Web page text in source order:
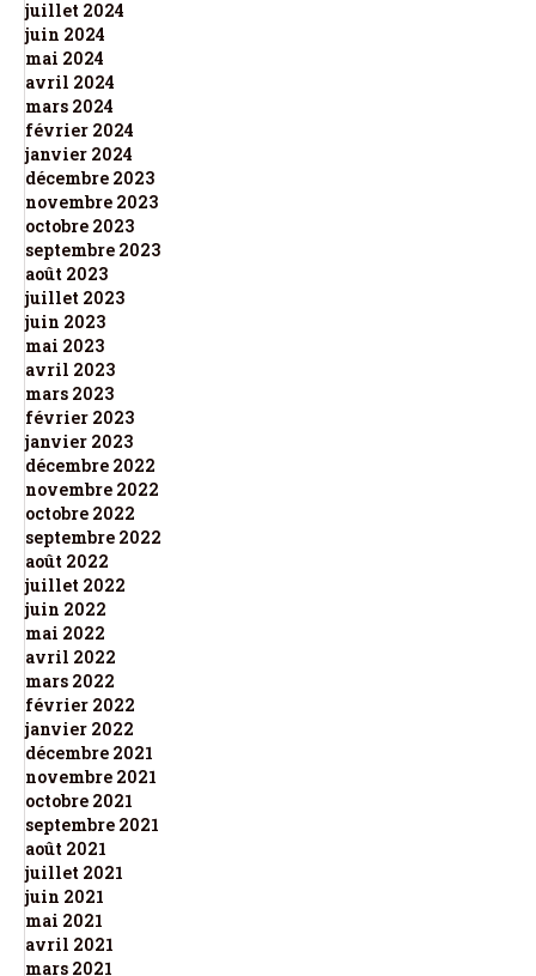
juillet 2024
juin 2024
mai 2024
avril 2024
mars 2024
février 2024
janvier 2024
décembre 2023
novembre 2023
octobre 2023
septembre 2023
août 2023
juillet 2023
juin 2023
mai 2023
avril 2023
mars 2023
février 2023
janvier 2023
décembre 2022
novembre 2022
octobre 2022
septembre 2022
août 2022
juillet 2022
juin 2022
mai 2022
avril 2022
mars 2022
février 2022
janvier 2022
décembre 2021
novembre 2021
octobre 2021
septembre 2021
août 2021
juillet 2021
juin 2021
mai 2021
avril 2021
mars 2021